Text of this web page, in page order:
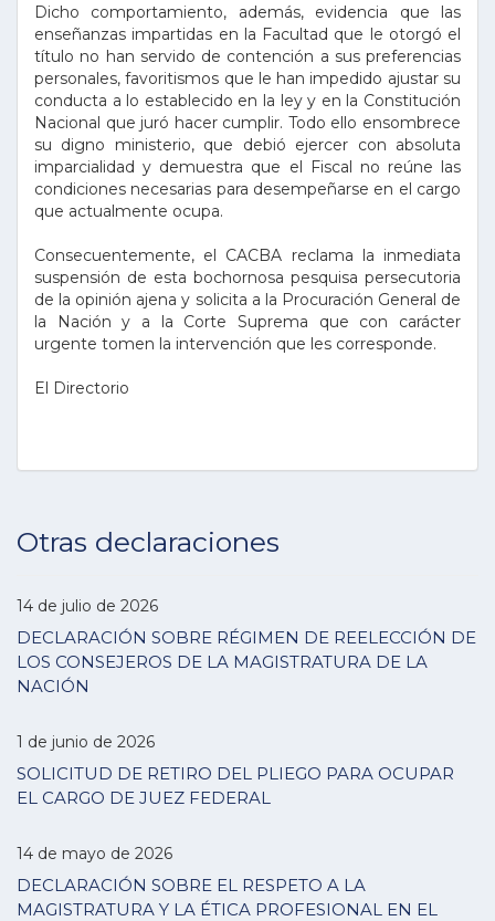
Dicho comportamiento, además, evidencia que las
enseñanzas impartidas en la Facultad que le otorgó el
título no han servido de contención a sus preferencias
personales, favoritismos que le han impedido ajustar su
conducta a lo establecido en la ley y en la Constitución
Nacional que juró hacer cumplir. Todo ello ensombrece
su digno ministerio, que debió ejercer con absoluta
imparcialidad y demuestra que el Fiscal no reúne las
condiciones necesarias para desempeñarse en el cargo
que actualmente ocupa.
Consecuentemente, el CACBA reclama la inmediata
suspensión de esta bochornosa pesquisa persecutoria
de la opinión ajena y solicita a la Procuración General de
la Nación y a la Corte Suprema que con carácter
urgente tomen la intervención que les corresponde.
El Directorio
Otras declaraciones
14 de julio de 2026
DECLARACIÓN SOBRE RÉGIMEN DE REELECCIÓN DE
LOS CONSEJEROS DE LA MAGISTRATURA DE LA
NACIÓN
1 de junio de 2026
SOLICITUD DE RETIRO DEL PLIEGO PARA OCUPAR
EL CARGO DE JUEZ FEDERAL
14 de mayo de 2026
DECLARACIÓN SOBRE EL RESPETO A LA
MAGISTRATURA Y LA ÉTICA PROFESIONAL EN EL